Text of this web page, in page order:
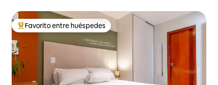
Favorito entre los huéspedes más destacados
Favorito entre huéspedes